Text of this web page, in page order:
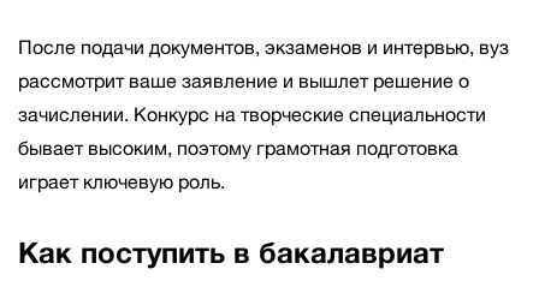
После подачи документов, экзаменов и интервью, вуз
рассмотрит ваше заявление и вышлет решение о
зачислении. Конкурс на творческие специальности
бывает высоким, поэтому грамотная подготовка
играет ключевую роль.
Как поступить в бакалавриат